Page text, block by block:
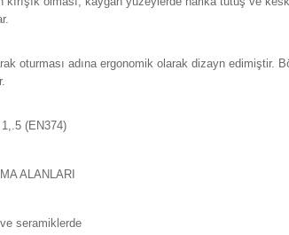
oturması adına ergonomik olarak dizayn edimiştir.
(EN374)
ALANLARI
seramiklerde